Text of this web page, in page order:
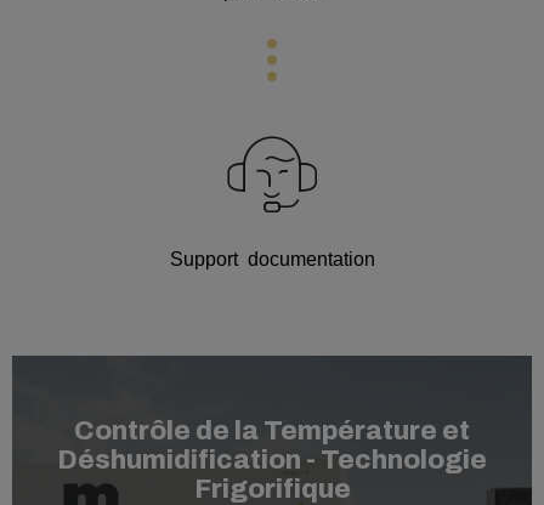
Support documentation
Contrôle de la Température et
Déshumidification - Technologie
Frigorifique